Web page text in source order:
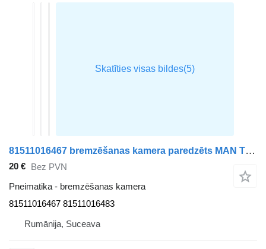
81511016467 bremzēšanas kamera paredzēts MAN TGX vilcēja
20 €
Bez PVN
Pneimatika - bremzēšanas kamera
81511016467 81511016483
Rumānija, Suceava